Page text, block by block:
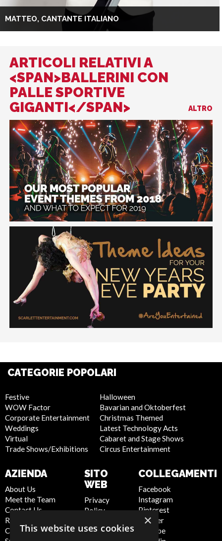
MATTEO, CANTANTE ITALIANO
ARTICOLI RELATIVI A
<SPAN>BALLERINI CON
PALLE SPORTIVE
GIGANTI</SPAN>
ALTRO
CATEGORIE POPOLARI
Festive
WOW Factor
Corporate Entertainment
Weddings
Virtual
Trade Shows/Exhibitions
Halloween
Bavarian and Oktoberfest
Christmas Themed
Latest Technology Acts
Cabaret and Stage Shows
Circus Entertainment
AZIENDA
About Us
Meet the Team
Contact Us
Report Abuse
Compliance
SITO
WEB
Privacy
Policy
Policy
COLLEGAMENTI
Facebook
Instagram
Pinterest
Twitter
Youtube
×
This website uses cookies